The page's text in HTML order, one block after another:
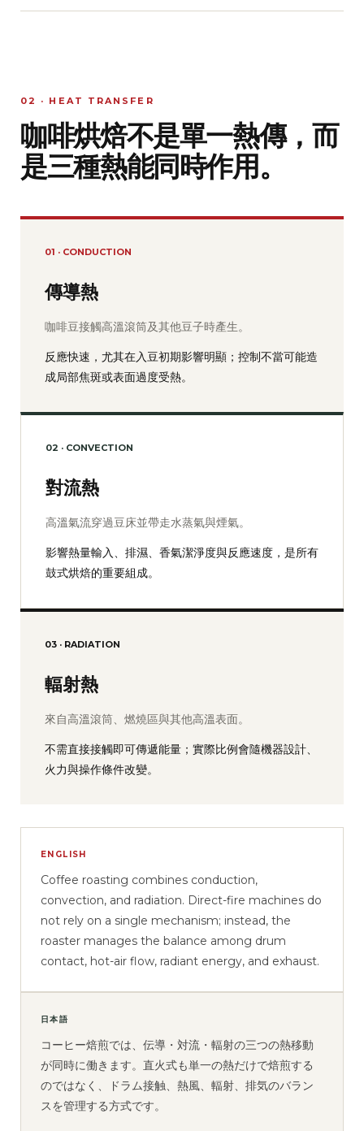
02 · HEAT TRANSFER
咖啡烘焙不是單一熱傳，而
是三種熱能同時作用。
01 · CONDUCTION
傳導熱
咖啡豆接觸高溫滾筒及其他豆子時產生。
反應快速，尤其在入豆初期影響明顯；控制不當可能造
成局部焦斑或表面過度受熱。
02 · CONVECTION
對流熱
高溫氣流穿過豆床並帶走水蒸氣與煙氣。
影響熱量輸入、排濕、香氣潔淨度與反應速度，是所有
鼓式烘焙的重要組成。
03 · RADIATION
輻射熱
來自高溫滾筒、燃燒區與其他高溫表面。
不需直接接觸即可傳遞能量；實際比例會隨機器設計、
火力與操作條件改變。
ENGLISH
Coffee roasting combines conduction,
convection, and radiation. Direct-fire machines do
not rely on a single mechanism; instead, the
roaster manages the balance among drum
contact, hot-air flow, radiant energy, and exhaust.
日本語
コーヒー焙煎では、伝導・対流・輻射の三つの熱移動
が同時に働きます。直火式も単一の熱だけで焙煎する
のではなく、ドラム接触、熱風、輻射、排気のバラン
スを管理する方式です。